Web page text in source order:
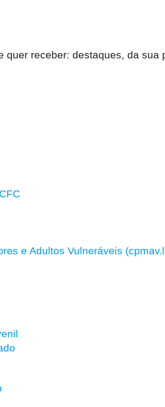
quer receber: destaques, da sua
e Adultos Vulneráveis